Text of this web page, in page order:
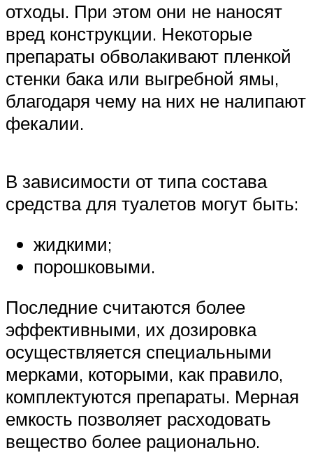
отходы. При этом они не наносят
вред конструкции. Некоторые
препараты обволакивают пленкой
стенки бака или выгребной ямы,
благодаря чему на них не налипают
фекалии.
В зависимости от типа состава
средства для туалетов могут быть:
жидкими;
порошковыми.
Последние считаются более
эффективными, их дозировка
осуществляется специальными
мерками, которыми, как правило,
комплектуются препараты. Мерная
емкость позволяет расходовать
вещество более рационально.